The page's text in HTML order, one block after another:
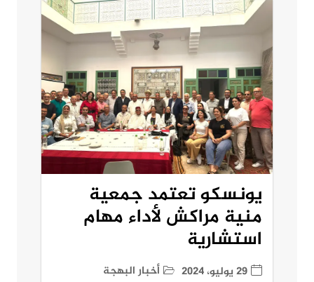
يونسكو تعتمد جمعية
منية مراكش لأداء مهام
استشارية
29 يوليو، 2024 أخبار البهجة